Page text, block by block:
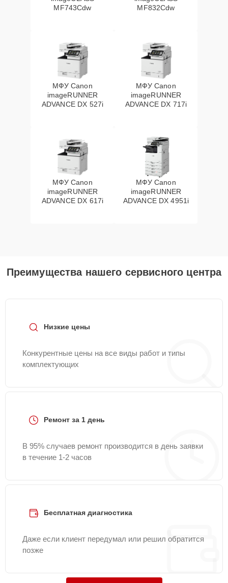
MF743Cdw
MF832Cdw
МФУ Canon
imageRUNNER
ADVANCE DX 527i
МФУ Canon
imageRUNNER
ADVANCE DX 717i
МФУ Canon
imageRUNNER
ADVANCE DX 617i
МФУ Canon
imageRUNNER
ADVANCE DX 4951i
Преимущества нашего сервисного центра
Низкие цены
Конкурентные цены на все виды работ и типы
комплектующих
Ремонт за 1 день
В 95% случаев ремонт производится в день заявки
в течение 1-2 часов
Бесплатная диагностика
Даже если клиент передумал или решил обратится
позже